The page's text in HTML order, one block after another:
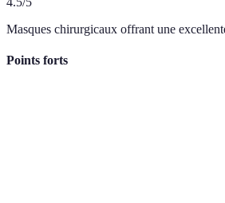
Masques chirurgicaux offrant une
Points forts